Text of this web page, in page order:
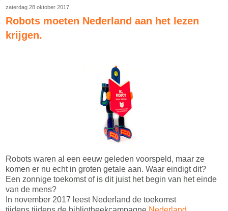
zaterdag 28 oktober 2017
Robots moeten Nederland aan het lezen
krijgen.
Robots waren al een eeuw geleden voorspeld, maar ze
komen er nu echt in groten getale aan. Waar eindigt dit?
Een zonnige toekomst of is dit juist het begin van het einde
van de mens?
In november 2017 leest Nederland de toekomst